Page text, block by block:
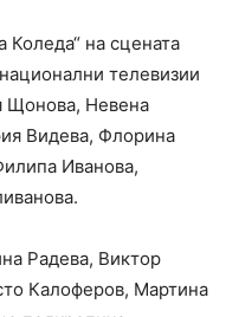
Коледа“ на сцената
телевизии
Щонова, Невена
Видева, Флорина
Иванова,
Радева, Виктор
Калоферов, Мартина